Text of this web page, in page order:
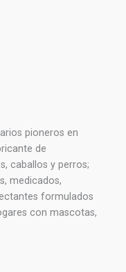
pioneros en
de
caballos y perros;
medicados,
formulados
con mascotas,